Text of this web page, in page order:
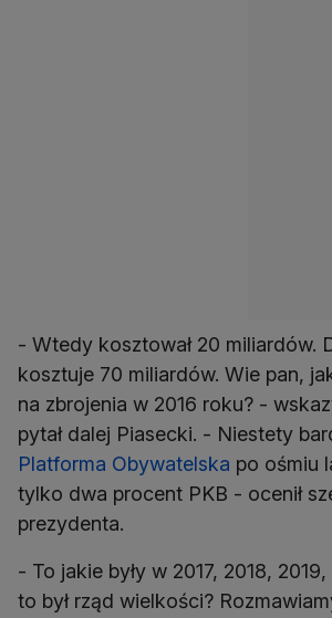
- Wtedy kosztował 20 miliardów.
kosztuje 70 miliardów. Wie pan,
na zbrojenia w 2016 roku? -
pytał dalej Piasecki. - Niestety
Platforma Obywatelska po ośmiu
tylko dwa procent PKB - ocenił
prezydenta.
- To jakie były w 2017, 2018,
to był rząd wielkości?